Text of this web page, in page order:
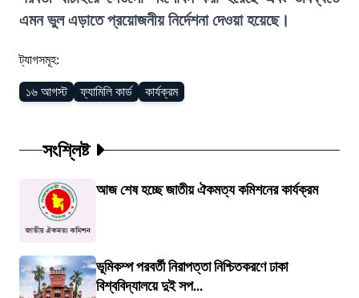
এমন ভুল এড়াতে প্রয়োজনীয় নির্দেশনা দেওয়া হয়েছে।
ট্যাগসমূহ:
১৬ আগস্ট ফ্যামিলি কার্ড কার্যক্রম
সংশ্লিষ্ট
আজ শেষ হচ্ছে জাতীয় ঐকমত্য কমিশনের কার্যক্রম
ভূমিকম্প পরবর্তী নিরাপত্তা নিশ্চিতকরণে ঢাকা
বিশ্ববিদ্যালয়ে দুই সপ...